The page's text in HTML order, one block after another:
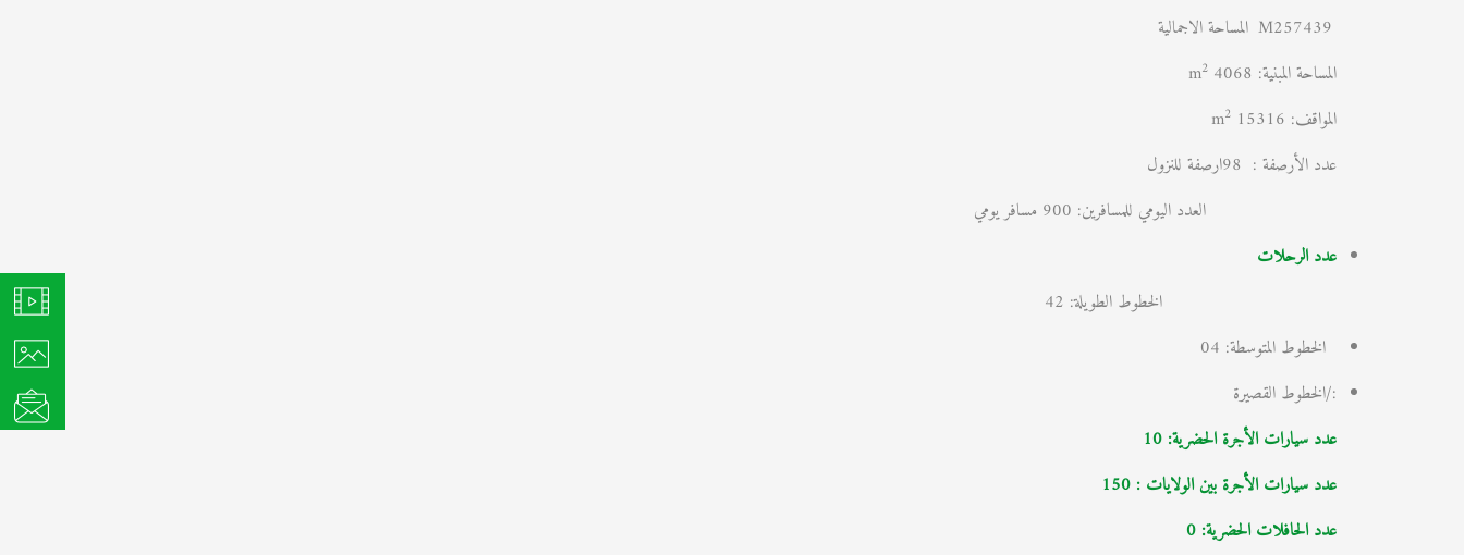
M257439 المساحة الاجمالية
المساحة المبنية: 4068 m
2
المواقف: 15316 m 2
عدد الأرصفة : 98ارصفة للنزول
العدد اليومي للمسافرين: 900 مسافر يومي
عدد الرحلات
الخطوط الطويلة: 42
الخطوط المتوسطة: 04
:/الخطوط القصيرة
عدد سيارات الأجرة الحضرية: 10
عدد سيارات الأجرة بين الولايات : 150
عدد الحافلات الحضرية: 0